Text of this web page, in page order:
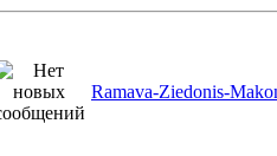
Ramava-Ziedonis-